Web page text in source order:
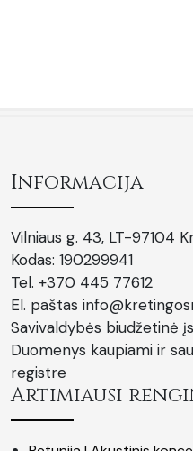
Informacija
Vilniaus g. 43, LT-97104
Kodas: 190299941
Tel. +370 445 77612
El. paštas
Savivaldybės biudžetinė
Duomenys kaupiami ir
registre
Artimiausi